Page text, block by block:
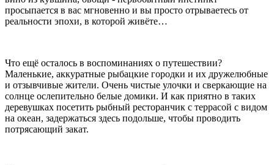
просыпается в вас мгновенно и вы просто отрываетесь от
реальности эпохи, в которой живёте…
Что ещё осталось в воспоминаниях о путешествии?
Маленькие, аккуратные рыбацкие городки и их дружелюбные
и отзывчивые жители. Очень чистые улочки и сверкающие на
солнце ослепительно белые домики. И как приятно в таких
деревушках посетить рыбный ресторанчик с террасой с видом
на океан, задержаться здесь подольше, чтобы проводить
потрясающий закат.